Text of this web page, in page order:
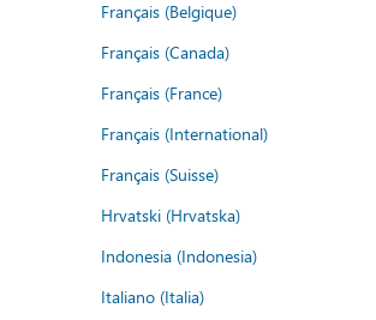
Français (Belgique)
Français (Canada)
Français (France)
Français (International)
Français (Suisse)
Hrvatski (Hrvatska)
Indonesia (Indonesia)
Italiano (Italia)